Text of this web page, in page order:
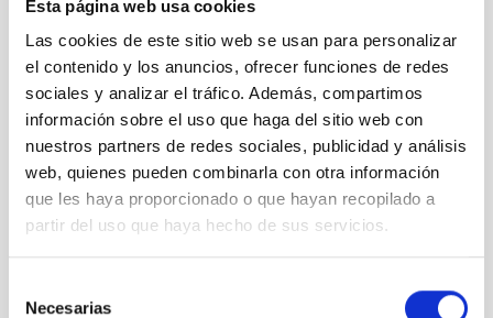
Esta página web usa cookies
Las cookies de este sitio web se usan para personalizar
el contenido y los anuncios, ofrecer funciones de redes
sociales y analizar el tráfico. Además, compartimos
información sobre el uso que haga del sitio web con
nuestros partners de redes sociales, publicidad y análisis
web, quienes pueden combinarla con otra información
que les haya proporcionado o que hayan recopilado a
partir del uso que haya hecho de sus servicios.
Necesarias